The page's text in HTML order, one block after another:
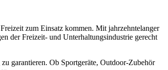
zum Einsatz kommen. Mit jahrzehntelanger
der Freizeit- und Unterhaltungsindustrie gerecht
garantieren. Ob Sportgeräte, Outdoor-Zubehör